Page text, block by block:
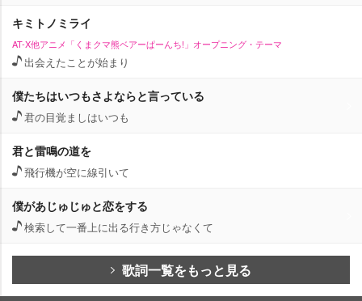
キミトノミライ
AT-X他アニメ「くまクマ熊ベアーぱーんち!」オープニング・テーマ
出会えたことが始まり
僕たちはいつもさよならと言っている
君の目覚ましはいつも
君と雷鳴の道を
飛行機が空に線引いて
僕があじゅじゅと恋をする
検索して一番上に出る行き方じゃなくて
歌詞一覧をもっと見る